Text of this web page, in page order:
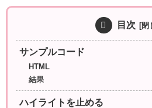
目次
サンプルコード
HTML
結果
ハイライトを止める